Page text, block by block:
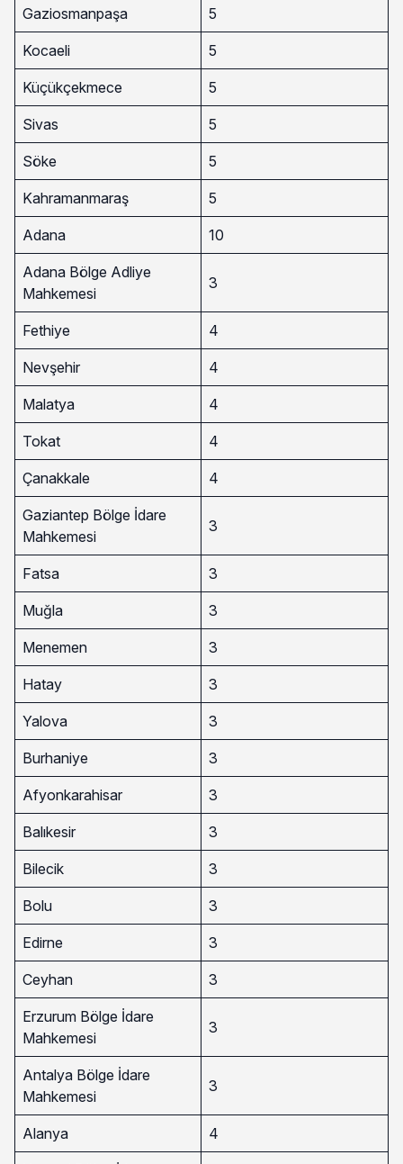
Gaziosmanpaşa 5
Kocaeli 5
Küçükçekmece 5
Sivas 5
Söke 5
Kahramanmaraş 5
Adana 10
Adana Bölge Adliye
Mahkemesi
3
Fethiye 4
Nevşehir 4
Malatya 4
Tokat 4
Çanakkale 4
Gaziantep Bölge İdare
Mahkemesi
3
Fatsa 3
Muğla 3
Menemen 3
Hatay 3
Yalova 3
Burhaniye 3
Afyonkarahisar 3
Balıkesir 3
Bilecik 3
Bolu 3
Edirne 3
Ceyhan 3
Erzurum Bölge İdare
Mahkemesi
3
Antalya Bölge İdare
Mahkemesi
3
Alanya 4